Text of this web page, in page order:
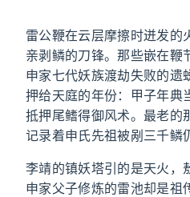
雷公鞭在云层摩擦时迸发的
亲剥鳞的刀锋。那些嵌在鞭
申家七代妖族渡劫失败的
押给天庭的年份：甲子年典
抵押尾鳍得御风术。最老的
记录着申氏先祖被剐三千鳞
李靖的镇妖塔引的是天火，
申家父子修炼的雷池却是祖